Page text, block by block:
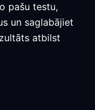
pašu testu,
un saglabājiet
atbilst